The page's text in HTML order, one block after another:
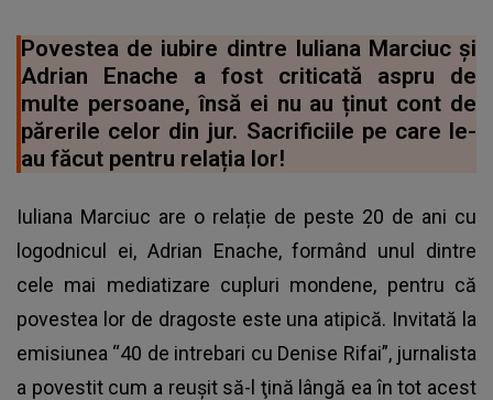
Povestea de iubire dintre Iuliana Marciuc și
Adrian Enache a fost criticată aspru de
multe persoane, însă ei nu au ținut cont de
părerile celor din jur. Sacrificiile pe care le-
au făcut pentru relația lor!
Iuliana Marciuc are o relație de peste 20 de ani cu
logodnicul ei, Adrian Enache, formând unul dintre
cele mai mediatizare cupluri mondene, pentru că
povestea lor de dragoste este una atipică. Invitată la
emisiunea “40 de intrebari cu Denise Rifai”, jurnalista
a povestit cum a reușit să-l ţină lângă ea în tot acest